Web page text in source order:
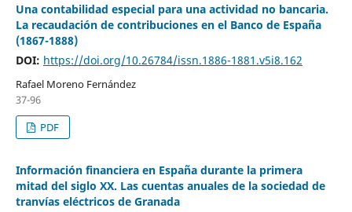
Una contabilidad especial para una actividad no bancaria.
La recaudación de contribuciones en el Banco de España
(1867-1888)
DOI: https://doi.org/10.26784/issn.1886-1881.v5i8.162
Rafael Moreno Fernández
37-96
PDF
Información financiera en España durante la primera
mitad del siglo XX. Las cuentas anuales de la sociedad de
tranvías eléctricos de Granada